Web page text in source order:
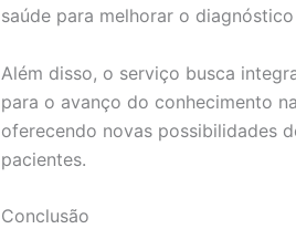
saúde para melhorar o
Além disso, o serviço busca
para o avanço do conhecimento
oferecendo novas possibilidades
pacientes.
Conclusão